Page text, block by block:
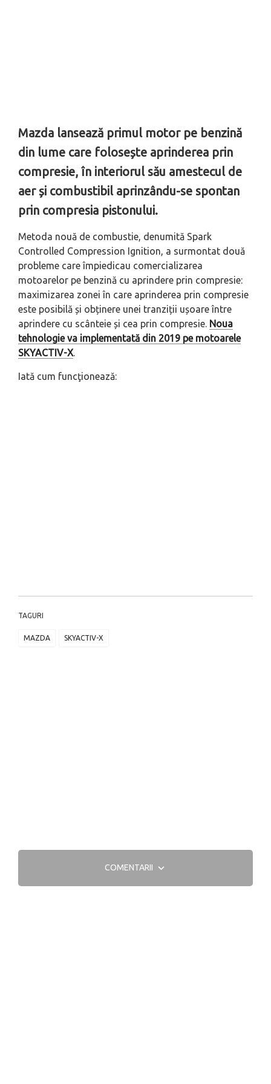
Mazda lansează primul motor pe benzină
din lume care folosește aprinderea prin
compresie, în interiorul său amestecul de
aer și combustibil aprinzându-se spontan
prin compresia pistonului.
Metoda nouă de combustie, denumită Spark
Controlled Compression Ignition, a surmontat două
probleme care împiedicau comercializarea
motoarelor pe benzină cu aprindere prin compresie:
maximizarea zonei în care aprinderea prin compresie
este posibilă și obținere unei tranziții ușoare între
aprindere cu scânteie și cea prin compresie. Noua
tehnologie va implementată din 2019 pe motoarele
SKYACTIV-X.
Iată cum funcţionează:
TAGURI
MAZDA SKYACTIV-X
COMENTARII